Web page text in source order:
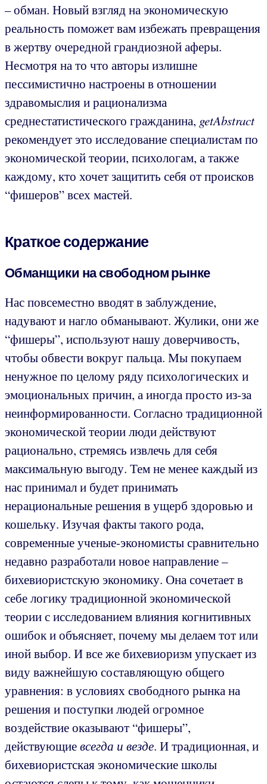
– обман. Новый взгляд на экономическую
реальность поможет вам избежать превращения
в жертву очередной грандиозной аферы.
Несмотря на то что авторы излишне
пессимистично настроены в отношении
здравомыслия и рационализма
среднестатистического гражданина, getAbstract
рекомендует это исследование специалистам по
экономической теории, психологам, а также
каждому, кто хочет защитить себя от происков
“фишеров” всех мастей.
Краткое содержание
Обманщики на свободном рынке
Нас повсеместно вводят в заблуждение,
надувают и нагло обманывают. Жулики, они же
“фишеры”, используют нашу доверчивость,
чтобы обвести вокруг пальца. Мы покупаем
ненужное по целому ряду психологических и
эмоциональных причин, а иногда просто из-за
неинформированности. Согласно традиционной
экономической теории люди действуют
рационально, стремясь извлечь для себя
максимальную выгоду. Тем не менее каждый из
нас принимал и будет принимать
нерациональные решения в ущерб здоровью и
кошельку. Изучая факты такого рода,
современные ученые-экономисты сравнительно
недавно разработали новое направление –
бихевиористскую экономику. Она сочетает в
себе логику традиционной экономической
теории с исследованием влияния когнитивных
ошибок и объясняет, почему мы делаем тот или
иной выбор. И все же бихевиоризм упускает из
виду важнейшую составляющую общего
уравнения: в условиях свободного рынка на
решения и поступки людей огромное
воздействие оказывают “фишеры”,
действующиевсегда и везде. И традиционная, и
бихевиористская экономические школы